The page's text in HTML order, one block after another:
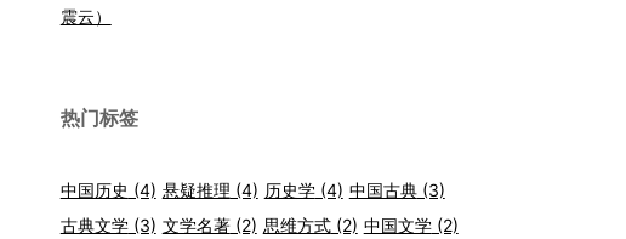
震云）
热门标签
中国历史 (4) 悬疑推理 (4) 历史学(4) 中国古典(3)
古典文学(3) 文学名著(2) 思维方式(2) 中国文学(2)